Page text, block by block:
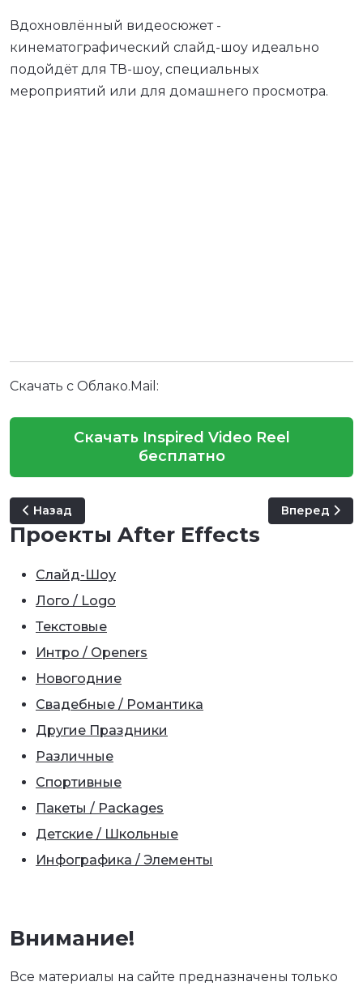
Вдохновлённый видеосюжет -
кинематографический слайд-шоу идеально
подойдёт для ТВ-шоу, специальных
мероприятий или для домашнего просмотра.
Скачать с Облако.Mail:
Скачать Inspired Video Reel
бесплатно
Предыдущий: Liquid Parallax - Slideshow Opener
Назад Следующий:
Вперед
Проекты After Effects
Слайд-Шоу
Лого / Logo
Текстовые
Интро / Openers
Новогодние
Свадебные / Романтика
Другие Праздники
Различные
Спортивные
Пакеты / Packages
Детские / Школьные
Инфографика / Элементы
Внимание!
Все материалы на сайте предназначены только